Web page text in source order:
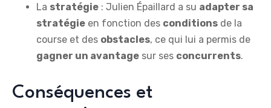
La stratégie : Julien Épaillard a su adapter sa
stratégie en fonction des conditions de la
course et des obstacles, ce qui lui a permis de
gagner un avantage sur ses concurrents.
Conséquences et